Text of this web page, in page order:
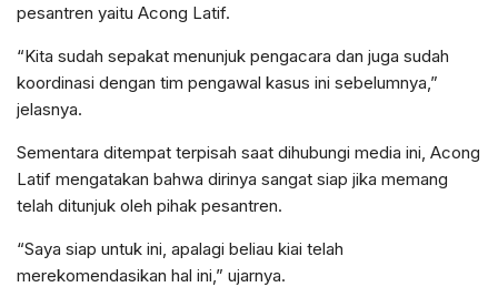
pesantren yaitu Acong Latif.
“Kita sudah sepakat menunjuk pengacara dan juga sudah
koordinasi dengan tim pengawal kasus ini sebelumnya,”
jelasnya.
Sementara ditempat terpisah saat dihubungi media ini, Acong
Latif mengatakan bahwa dirinya sangat siap jika memang
telah ditunjuk oleh pihak pesantren.
“Saya siap untuk ini, apalagi beliau kiai telah
merekomendasikan hal ini,” ujarnya.